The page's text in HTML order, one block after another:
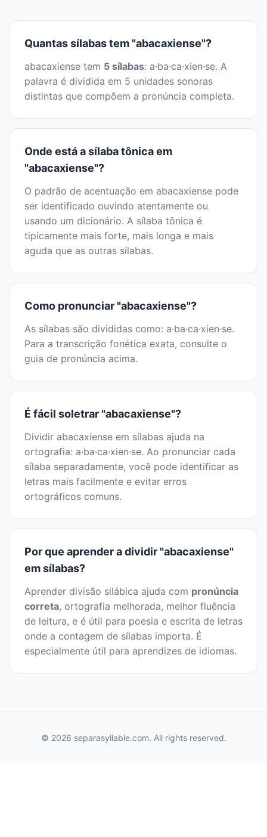
Quantas sílabas tem "abacaxiense"?
abacaxiense tem 5 sílabas: a·ba·ca·xien·se. A
palavra é dividida em 5 unidades sonoras
distintas que compõem a pronúncia completa.
Onde está a sílaba tônica em
"abacaxiense"?
O padrão de acentuação em abacaxiense pode
ser identificado ouvindo atentamente ou
usando um dicionário. A sílaba tônica é
tipicamente mais forte, mais longa e mais
aguda que as outras sílabas.
Como pronunciar "abacaxiense"?
As sílabas são divididas como: a·ba·ca·xien·se.
Para a transcrição fonética exata, consulte o
guia de pronúncia acima.
É fácil soletrar "abacaxiense"?
Dividir abacaxiense em sílabas ajuda na
ortografia: a·ba·ca·xien·se. Ao pronunciar cada
sílaba separadamente, você pode identificar as
letras mais facilmente e evitar erros
ortográficos comuns.
Por que aprender a dividir "abacaxiense"
em sílabas?
Aprender divisão silábica ajuda com pronúncia
correta, ortografia melhorada, melhor fluência
de leitura, e é útil para poesia e escrita de letras
onde a contagem de sílabas importa. É
especialmente útil para aprendizes de idiomas.
© 2026 separasyllable.com. All rights reserved.